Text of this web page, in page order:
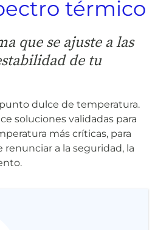
térmico
que se ajuste a las
de tu
dulce de temperatura.
soluciones validadas para
más críticas, para
a la seguridad, la